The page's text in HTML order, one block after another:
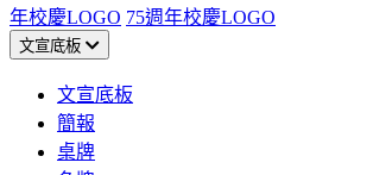
年校慶LOGO 75週年校慶LOGO
文宣底板
文宣底板
簡報
桌牌